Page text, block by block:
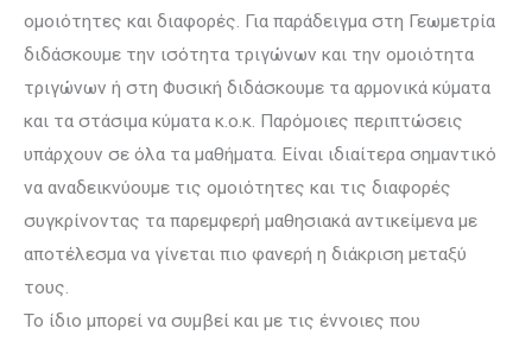
ομοιότητες και διαφορές. Για παράδειγμα στη Γεωμετρία
διδάσκουμε την ισότητα τριγώνων και την ομοιότητα
τριγώνων ή στη Φυσική διδάσκουμε τα αρμονικά κύματα
και τα στάσιμα κύματα κ.ο.κ. Παρόμοιες περιπτώσεις
υπάρχουν σε όλα τα μαθήματα. Είναι ιδιαίτερα σημαντικό
να αναδεικνύουμε τις ομοιότητες και τις διαφορές
συγκρίνοντας τα παρεμφερή μαθησιακά αντικείμενα με
αποτέλεσμα να γίνεται πιο φανερή η διάκριση μεταξύ
τους.
Το ίδιο μπορεί να συμβεί και με τις έννοιες που